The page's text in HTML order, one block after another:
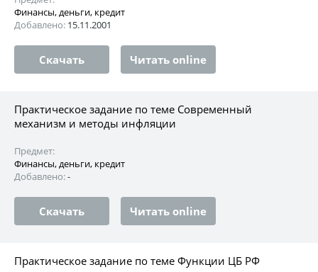
Финансы, деньги, кредит
Добавлено: 15.11.2001
Скачать Читать online
Практическое задание по теме Современный
механизм и методы инфляции
Предмет:
Финансы, деньги, кредит
Добавлено:-
Скачать Читать online
Практическое задание по теме Функции ЦБ РФ